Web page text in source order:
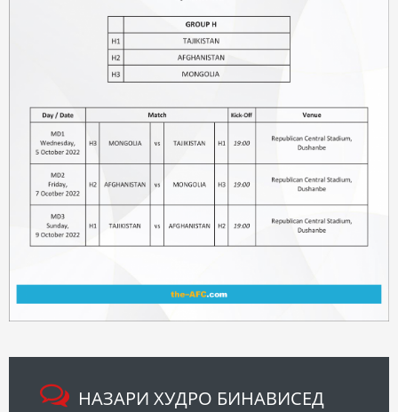
НАЗАРИ ХУДРО БИНАВИСЕД